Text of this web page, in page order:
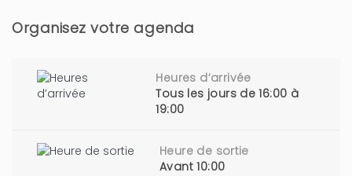
Organisez votre agenda
Heures d’arrivée
Tous les jours de 16:00 à
19:00
Heure de sortie
Avant 10:00